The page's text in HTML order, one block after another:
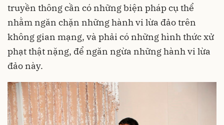
truyền thông cần có những biện pháp cụ thể
nhằm ngăn chặn những hành vi lừa đảo trên
không gian mạng, và phải có những hình thức xử
phạt thật nặng, để ngăn ngừa những hành vi lừa
đảo này.